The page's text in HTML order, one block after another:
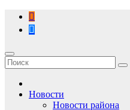
Перейти
содержимому
Новости
Новости района